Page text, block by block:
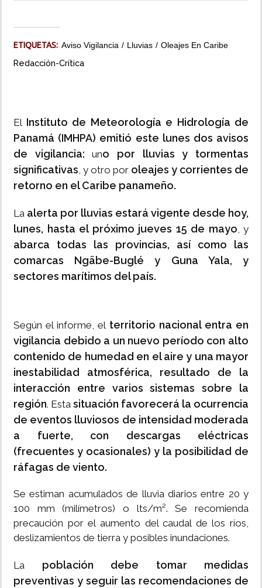
ETIQUETAS: Aviso Vigilancia Lluvias Oleajes En Caribe
Redacción-Crítica
El Instituto de Meteorología e Hidrología de
Panamá (IMHPA) emitió este lunes dos avisos
de vigilancia: uno por lluvias y tormentas
significativas, y otro por oleajes y corrientes de
retorno en el Caribe panameño.
La alerta por lluvias estará vigente desde hoy,
lunes, hasta el próximo jueves 15 de mayo, y
abarca todas las provincias, así como las
comarcas Ngäbe-Buglé y Guna Yala, y
sectores marítimos del país.
Según el informe, el territorio nacional entra en
vigilancia debido a un nuevo período con alto
contenido de humedad en el aire y una mayor
inestabilidad atmosférica, resultado de la
interacción entre varios sistemas sobre la
región. Esta situación favorecerá la ocurrencia
de eventos lluviosos de intensidad moderada
a fuerte, con descargas eléctricas
(frecuentes y ocasionales) y la posibilidad de
ráfagas de viento.
Se estiman acumulados de lluvia diarios entre 20 y
100 mm (milímetros) o lts/m². Se recomienda
precaución por el aumento del caudal de los ríos,
deslizamientos de tierra y posibles inundaciones.
La población debe tomar medidas
preventivas y seguir las recomendaciones de